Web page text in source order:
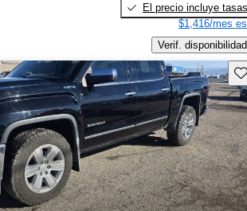
El precio incluye tasas
$1,416/mes
Verif. disponibilidad